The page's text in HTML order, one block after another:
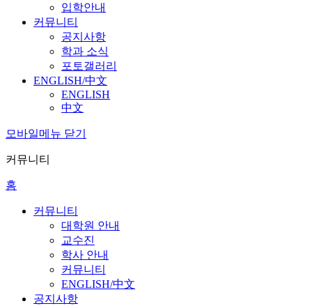
입학안내
커뮤니티
공지사항
학과 소식
포토갤러리
ENGLISH/中文
ENGLISH
中文
모바일메뉴 닫기
커뮤니티
홈
커뮤니티
대학원 안내
교수진
학사 안내
커뮤니티
ENGLISH/中文
공지사항